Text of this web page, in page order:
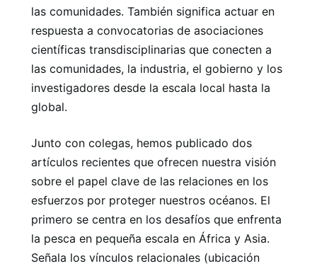
las comunidades. También significa actuar en
respuesta a convocatorias de asociaciones
científicas transdisciplinarias que conecten a
las comunidades, la industria, el gobierno y los
investigadores desde la escala local hasta la
global.
Junto con colegas, hemos publicado dos
artículos recientes que ofrecen nuestra visión
sobre el papel clave de las relaciones en los
esfuerzos por proteger nuestros océanos. El
primero se centra en los desafíos que enfrenta
la pesca en pequeña escala en África y Asia.
Señala los vínculos relacionales (ubicación